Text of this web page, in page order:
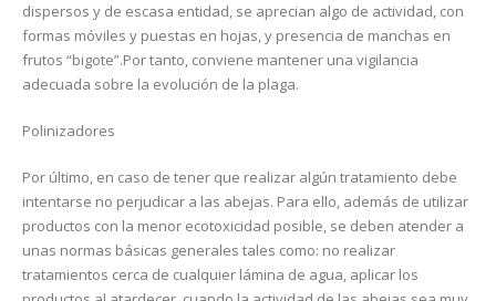
dispersos y de escasa entidad, se aprecian algo de actividad, con
formas móviles y puestas en hojas, y presencia de manchas en
frutos “bigote”.Por tanto, conviene mantener una vigilancia
adecuada sobre la evolución de la plaga.
Polinizadores
Por último, en caso de tener que realizar algún tratamiento debe
intentarse no perjudicar a las abejas. Para ello, además de utilizar
productos con la menor ecotoxicidad posible, se deben atender a
unas normas básicas generales tales como: no realizar
tratamientos cerca de cualquier lámina de agua, aplicar los